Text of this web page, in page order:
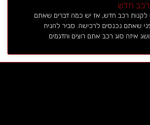
רכב חדש
לקנות רכב חדש, אז יש כמה דברים שאתם
שאתם נכנסים לרכישה. סביר להניח
איזה סוג רכב אתם רוצים והדגמים